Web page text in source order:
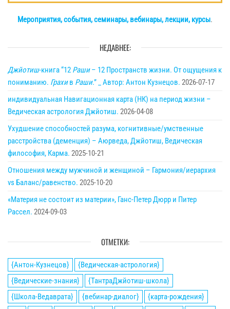
Мероприятия, события, семинары, вебинары, лекции, курсы.
НЕДАВНЕЕ:
Джйотиш-книга “12 Раши– 12 Пространств жизни. От ощущения к
пониманию. Грахив Раши.” _ Автор: Антон Кузнецов. 2026-07-17
индивидуальная Навигационная карта (НК) на период жизни –
Ведическая астрология Джйотиш. 2026-04-08
Ухудшение способностей разума, когнитивные/умственные
расстройства (деменция) – Аюрведа, Джйотиш, Ведическая
философия, Карма. 2025-10-21
Отношения между мужчиной и женщиной – Гармония/иерархия
vs Баланс/равенство. 2025-10-20
«Материя не состоит из материи», Ганс-Петер Дюрр и Питер
Рассел. 2024-09-03
ОТМЕТКИ:
{Антон-Кузнецов}
{Ведическая-астрология}
{Ведические-знания}
{ТантраДжйотиш-школа}
{Школа-Ведаврата}
{вебинар-диалог}
{карта-рождения}